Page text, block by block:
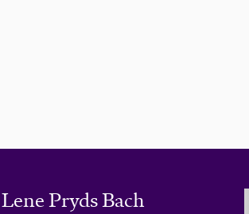
Lene Pryds Bach